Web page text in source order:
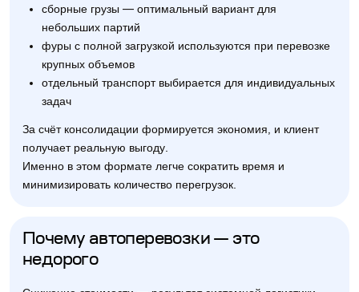
сборные грузы — оптимальный вариант для
небольших партий
фуры с полной загрузкой используются при перевозке
крупных объемов
отдельный транспорт выбирается для индивидуальных
задач
За счёт консолидации формируется экономия, и клиент
получает реальную выгоду.
Именно в этом формате легче сократить время и
минимизировать количество перегрузок.
Почему автоперевозки — это
недорого